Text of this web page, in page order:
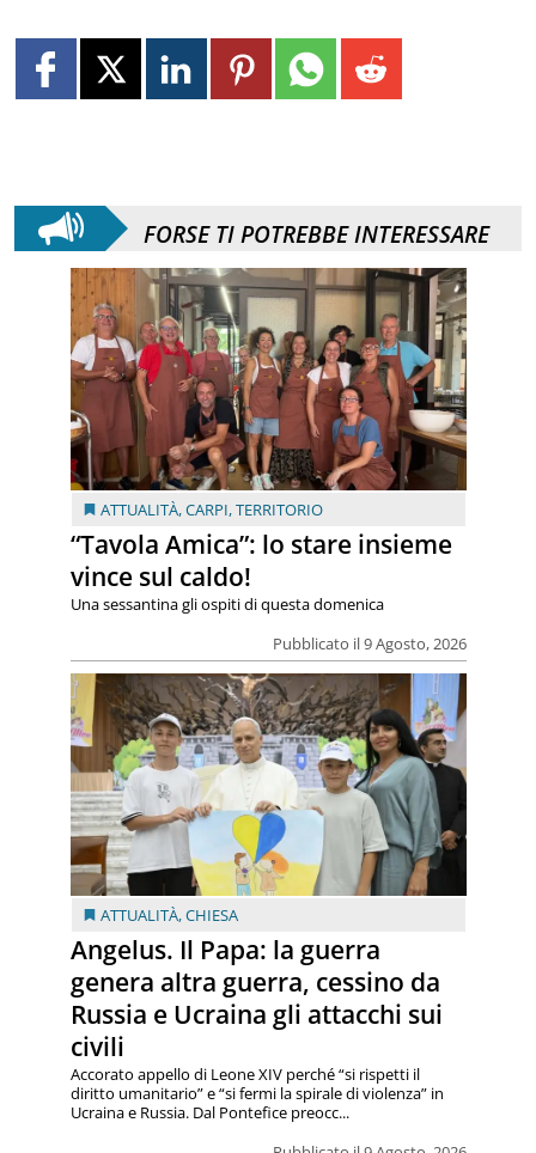
FORSE TI POTREBBE INTERESSARE
ATTUALITÀ,CARPI,TERRITORIO
“Tavola Amica”: lo stare insieme
vince sul caldo!
Pubblicato il 9 Agosto, 2026
Una sessantina gli ospiti di questa domenica
ATTUALITÀ,CHIESA
Angelus. Il Papa: la guerra
genera altra guerra, cessino da
Russia e Ucraina gli attacchi sui
civili
Accorato appello di Leone XIV perché “si rispetti il
diritto umanitario” e “si fermi la spirale di violenza” in
Ucraina e Russia. Dal Pontefice preocc...